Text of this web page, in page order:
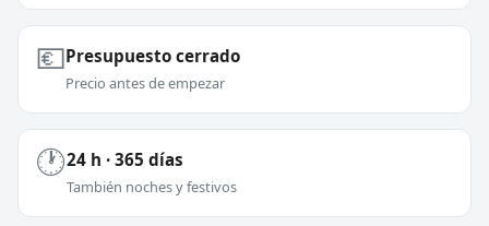
💶Presupuesto cerrado
Precio antes de empezar
🕐24 h · 365 días
También noches y festivos